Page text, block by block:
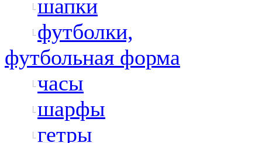
шапки
футболки,
футбольная форма
часы
шарфы
гетры